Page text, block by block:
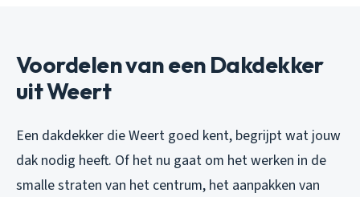
Voordelen van een Dakdekker
uit Weert
Een dakdekker die Weert goed kent, begrijpt wat jouw
dak nodig heeft. Of het nu gaat om het werken in de
smalle straten van het centrum, het aanpakken van